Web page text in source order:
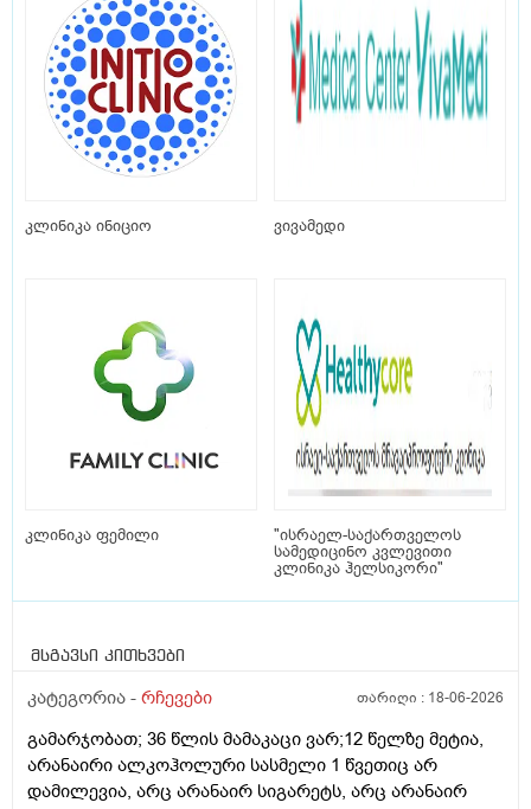
კლინიკა ინიციო ვივამედი
კლინიკა ფემილი
"ისრაელ-საქართველოს
სამედიცინო კვლევითი
კლინიკა ჰელსიკორი"
მსგავსი კითხვები
კატეგორია - რჩევები თარიღი : 18-06-2026
გამარჯობათ; 36 წლის მამაკაცი ვარ;12 წელზე მეტია,
არანაირი ალკოჰოლური სასმელი 1 წვეთიც არ
დამილევია, არც არანაირ სიგარეტს, არც არანაირ